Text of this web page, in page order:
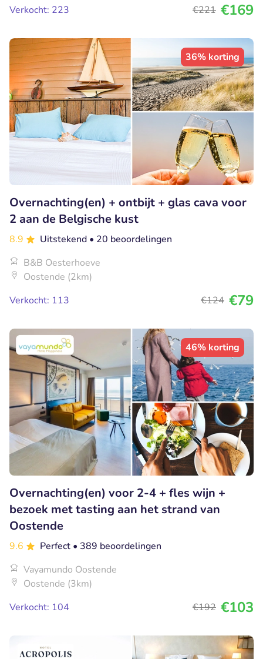
Verkocht: 223
€221 €169
36% korting
Overnachting(en) + ontbijt + glas cava voor
2 aan de Belgische kust
8.9 Uitstekend • 20 beoordelingen
B&B Oesterhoeve
Oostende (2km)
Verkocht: 113
€124 €79
46% korting
Overnachting(en) voor 2-4 + fles wijn +
bezoek met tasting aan het strand van
Oostende
9.6 Perfect • 389 beoordelingen
Vayamundo Oostende
Oostende (3km)
Verkocht: 104
€192 €103